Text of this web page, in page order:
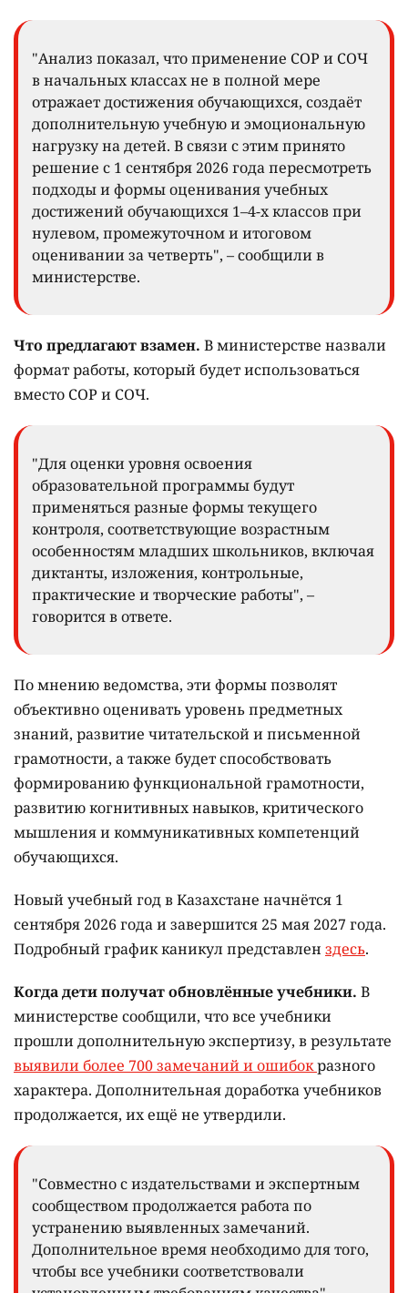
"Анализ показал, что применение СОР и СОЧ
в начальных классах не в полной мере
отражает достижения обучающихся, создаёт
дополнительную учебную и эмоциональную
нагрузку на детей. В связи с этим принято
решение с 1 сентября 2026 года пересмотреть
подходы и формы оценивания учебных
достижений обучающихся 1–4-х классов при
нулевом, промежуточном и итоговом
оценивании за четверть", – сообщили в
министерстве.
Что предлагают взамен. В министерстве назвали
формат работы, который будет использоваться
вместо СОР и СОЧ.
"Для оценки уровня освоения
образовательной программы будут
применяться разные формы текущего
контроля, соответствующие возрастным
особенностям младших школьников, включая
диктанты, изложения, контрольные,
практические и творческие работы", –
говорится в ответе.
По мнению ведомства, эти формы позволят
объективно оценивать уровень предметных
знаний, развитие читательской и письменной
грамотности, а также будет способствовать
формированию функциональной грамотности,
развитию когнитивных навыков, критического
мышления и коммуникативных компетенций
обучающихся.
Новый учебный год в Казахстане начнётся 1
сентября 2026 года и завершится 25 мая 2027 года.
Подробный график каникул представлен здесь.
Когда дети получат обновлённые учебники. В
министерстве сообщили, что все учебники
прошли дополнительную экспертизу, в результате
выявили более 700 замечаний и ошибокразного
характера. Дополнительная доработка учебников
продолжается, их ещё не утвердили.
"Совместно с издательствами и экспертным
сообществом продолжается работа по
устранению выявленных замечаний.
Дополнительное время необходимо для того,
чтобы все учебники соответствовали